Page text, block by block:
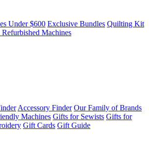
Under $600 Exclusive Bundles Quilting Kit
Machines
Accessory Finder Our Family of Brands
Machines Gifts for Sewists Gifts for
Gift Cards Gift Guide